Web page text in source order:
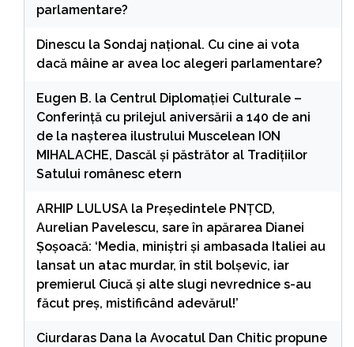
parlamentare?
Dinescu la Sondaj național. Cu cine ai vota
dacă mâine ar avea loc alegeri parlamentare?
Eugen B. la Centrul Diplomației Culturale –
Conferință cu prilejul aniversării a 140 de ani
de la nașterea ilustrului Muscelean ION
MIHALACHE, Dascăl și păstrător al Tradițiilor
Satului românesc etern
ARHIP LULUSA la Președintele PNȚCD,
Aurelian Pavelescu, sare în apărarea Dianei
Șoșoacă: ‘Media, miniștri și ambasada Italiei au
lansat un atac murdar, în stil bolșevic, iar
premierul Ciucă și alte slugi nevrednice s-au
făcut preș, mistificând adevărul!’
Ciurdaras Dana la Avocatul Dan Chitic propune